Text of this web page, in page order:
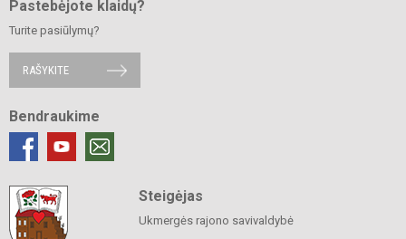
Pastebėjote klaidų?
Turite pasiūlymų?
RAŠYKITE
Bendraukime
Steigėjas
Ukmergės rajono savivaldybė